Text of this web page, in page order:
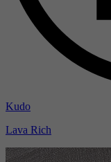
Kudo
Lava Rich